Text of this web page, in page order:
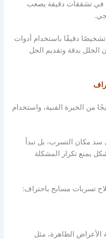
في تشققات دقيقة يصعب
دقيقًا باستخدام أدوات
بدقة وتقديم الحل
من الخبرة الفنية، واستخدام
مكان التسرب، بل تبدأ
يمنع تكرار المشكلة
تسربات مسابح باحتراف:
الأعراض الظاهرة، مثل